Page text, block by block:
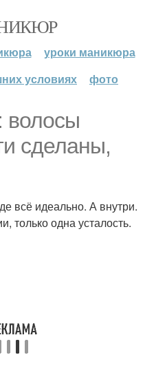
уроки маникюра
условиях
фото
волосы
сделаны,
всё идеально. А внутри.
только одна усталость.